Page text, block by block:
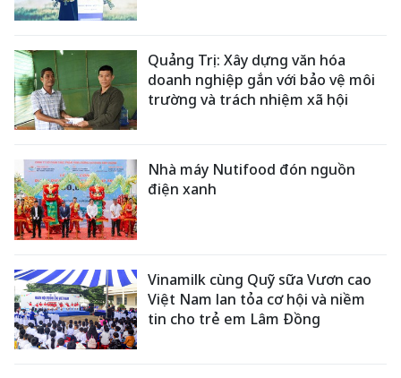
Quảng Trị: Xây dựng văn hóa
doanh nghiệp gắn với bảo vệ môi
trường và trách nhiệm xã hội
Nhà máy Nutifood đón nguồn
điện xanh
Vinamilk cùng Quỹ sữa Vươn cao
Việt Nam lan tỏa cơ hội và niềm
tin cho trẻ em Lâm Đồng